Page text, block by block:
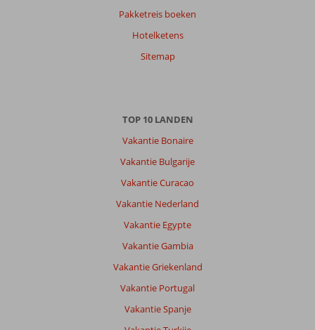
Pakketreis boeken
Hotelketens
Sitemap
TOP 10 LANDEN
Vakantie Bonaire
Vakantie Bulgarije
Vakantie Curacao
Vakantie Nederland
Vakantie Egypte
Vakantie Gambia
Vakantie Griekenland
Vakantie Portugal
Vakantie Spanje